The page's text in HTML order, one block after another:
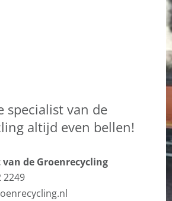
specialist van de
altijd even bellen!
de Groenrecycling
2249